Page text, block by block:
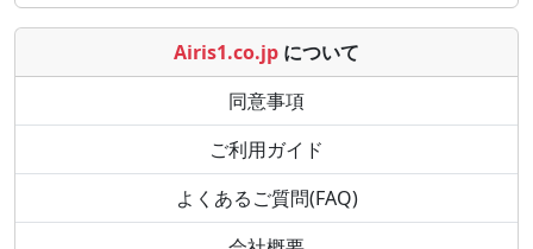
Airis1.co.jp について
同意事項
ご利用ガイド
よくあるご質問(FAQ)